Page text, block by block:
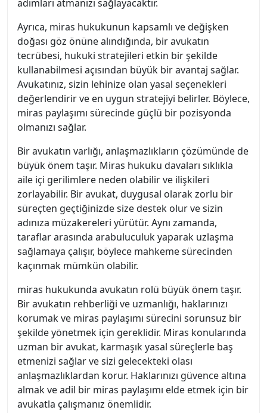
adımları atmanızı sağlayacaktır.
Ayrıca, miras hukukunun kapsamlı ve değişken
doğası göz önüne alındığında, bir avukatın
tecrübesi, hukuki stratejileri etkin bir şekilde
kullanabilmesi açısından büyük bir avantaj sağlar.
Avukatınız, sizin lehinize olan yasal seçenekleri
değerlendirir ve en uygun stratejiyi belirler. Böylece,
miras paylaşımı sürecinde güçlü bir pozisyonda
olmanızı sağlar.
Bir avukatın varlığı, anlaşmazlıkların çözümünde de
büyük önem taşır. Miras hukuku davaları sıklıkla
aile içi gerilimlere neden olabilir ve ilişkileri
zorlayabilir. Bir avukat, duygusal olarak zorlu bir
süreçten geçtiğinizde size destek olur ve sizin
adınıza müzakereleri yürütür. Aynı zamanda,
taraflar arasında arabuluculuk yaparak uzlaşma
sağlamaya çalışır, böylece mahkeme sürecinden
kaçınmak mümkün olabilir.
miras hukukunda avukatın rolü büyük önem taşır.
Bir avukatın rehberliği ve uzmanlığı, haklarınızı
korumak ve miras paylaşımı sürecini sorunsuz bir
şekilde yönetmek için gereklidir. Miras konularında
uzman bir avukat, karmaşık yasal süreçlerle baş
etmenizi sağlar ve sizi gelecekteki olası
anlaşmazlıklardan korur. Haklarınızı güvence altına
almak ve adil bir miras paylaşımı elde etmek için bir
avukatla çalışmanız önemlidir.